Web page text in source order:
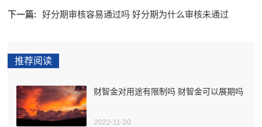
下一篇:
好分期审核容易通过吗 好分期为什么审核未通过
推荐阅读
财智金对用途有限制吗 财智金可以展期吗
2022-11-20